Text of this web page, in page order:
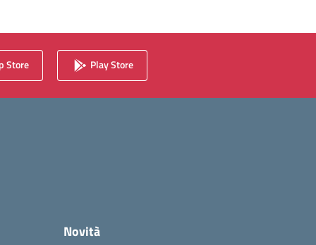
Store Play Store
Novità